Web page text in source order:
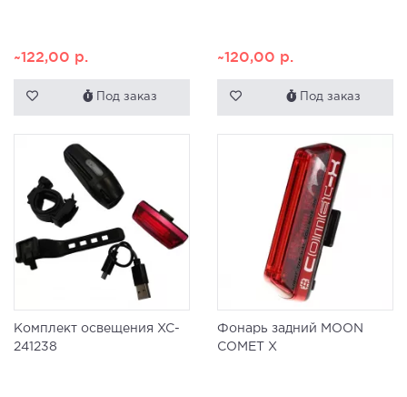
~122,00 р.
Под заказ
~120,00 р.
Под заказ
Комплект освещения XC-
241238
Фонарь задний MOON
COMET X